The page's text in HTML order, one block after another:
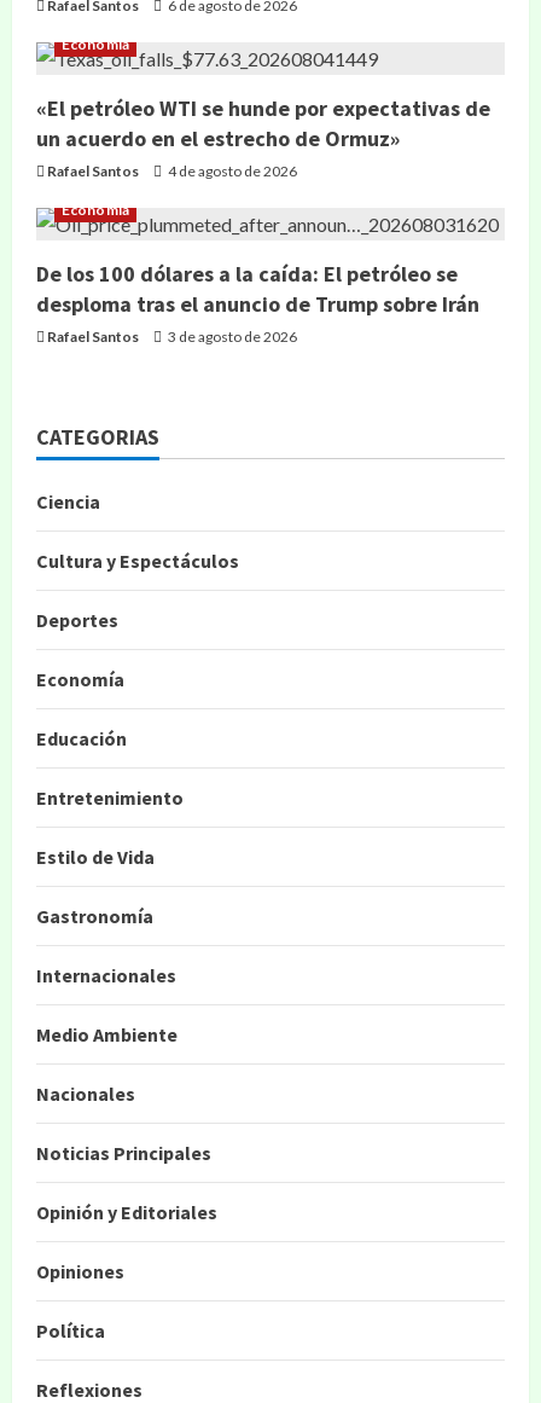
Rafael Santos 6 de agosto de 2026
Economía
«El petróleo WTI se hunde por expectativas de
un acuerdo en el estrecho de Ormuz»
Rafael Santos 4 de agosto de 2026
Economía
De los 100 dólares a la caída: El petróleo se
desploma tras el anuncio de Trump sobre Irán
Rafael Santos 3 de agosto de 2026
CATEGORIAS
Ciencia
Cultura y Espectáculos
Deportes
Economía
Educación
Entretenimiento
Estilo de Vida
Gastronomía
Internacionales
Medio Ambiente
Nacionales
Noticias Principales
Opinión y Editoriales
Opiniones
Política
Reflexiones